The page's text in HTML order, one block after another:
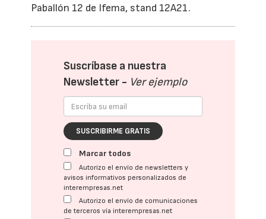
Paballón 12 de Ifema, stand 12A21.
Suscríbase a nuestra
Newsletter - Ver ejemplo
SUSCRIBIRME GRATIS
Marcar todos
Autorizo el envío de newsletters y
avisos informativos personalizados de
interempresas.net
Autorizo el envío de comunicaciones
de terceros vía interempresas.net